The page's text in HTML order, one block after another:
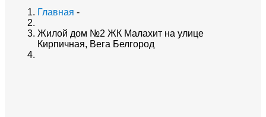
Главная -
Жилой дом №2 ЖК Малахит на улице
Кирпичная, Вега Белгород